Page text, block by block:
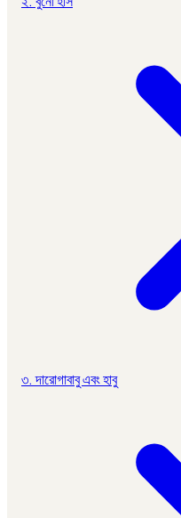
৩. দারোগাবাবু এবং হাবু